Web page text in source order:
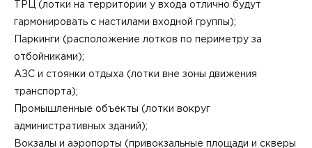
ТРЦ (лотки на территории у входа отлично будут
гармонировать с настилами входной группы);
Паркинги (расположение лотков по периметру за
отбойниками);
АЗС и стоянки отдыха (лотки вне зоны движения
транспорта);
Промышленные объекты (лотки вокруг
административных зданий);
Вокзалы и аэропорты (привокзальные площади и скверы